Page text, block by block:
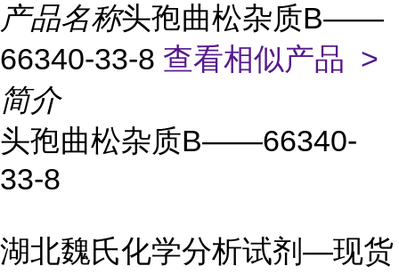
产品名称头孢曲松杂质B——
66340-33-8 查看相似产品 >
简介
头孢曲松杂质B——66340-
33-8
湖北魏氏化学分析试剂—现货